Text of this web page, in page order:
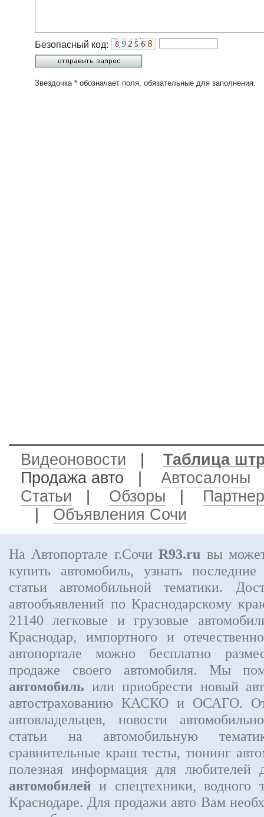
Безопасный код:
Звездочка * обозначает поля, обязательные для заполнения.
Видеоновости
Таблица
Продажа авто
Автосалоны
Статьи
Обзоры
Объявления Сочи
На Автопортале г.СочиR93.ru вы
купить автомобиль, узнать
статьи автомобильной тематики.
автообъявлений по Краснодарскому
21140 легковые и грузовые
Краснодар, импортного и
автопортале можно бесплатно
продаже своего автомобиля. Мы
автомобиль или приобрести новый
автострахованию КАСКО и ОСАГО.
автовладельцев, новости
статьи на автомобильную
сравнительные краш тесты, тюнинг
полезная информация для любителей
автомобилей и спецтехники, водного
Краснодаре. Для продажи авто Вам